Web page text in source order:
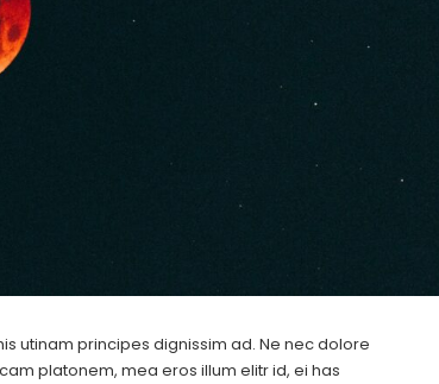
utinam principes dignissim ad. Ne nec dolore
platonem, mea eros illum elitr id, ei has